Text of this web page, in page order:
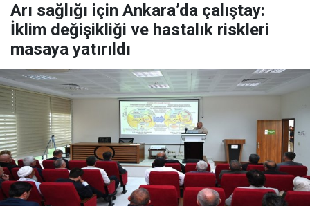
Arı sağlığı için Ankara’da çalıştay:
İklim değişikliği ve hastalık riskleri
masaya yatırıldı